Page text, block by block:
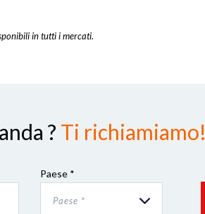
in tutti i mercati.
? Ti richiamiamo!
Paese *
Paese *